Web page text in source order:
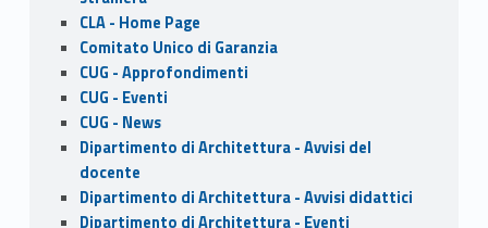
CLA - Home Page
Comitato Unico di Garanzia
CUG - Approfondimenti
CUG - Eventi
CUG - News
Dipartimento di Architettura - Avvisi del
docente
Dipartimento di Architettura - Avvisi didattici
Dipartimento di Architettura - Eventi